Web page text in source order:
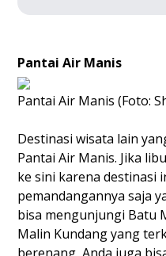
Pantai Air Manis
Pantai Air Manis (Foto:
Destinasi wisata lain
Pantai Air Manis. Jika
ke sini karena destinasi
pemandangannya saja
bisa mengunjungi Batu
Malin Kundang yang